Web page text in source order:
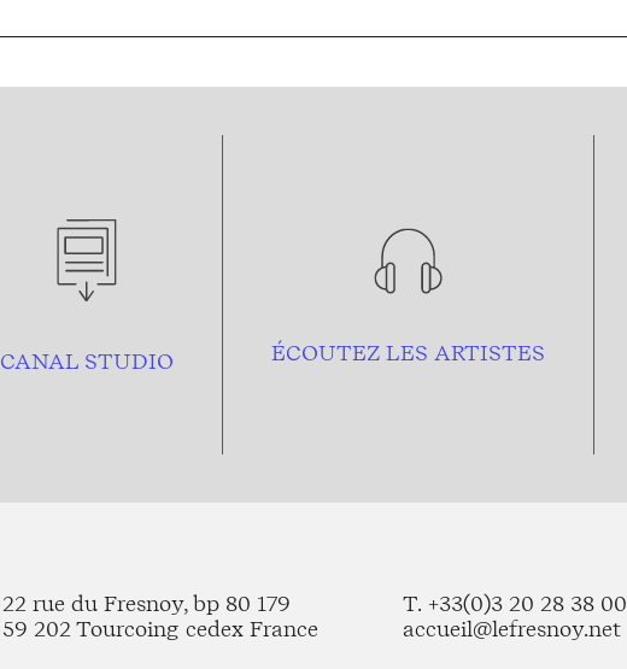
CANAL STUDIO ÉCOUTEZ LES ARTISTES
22 rue du Fresnoy, bp 80 179
59 202 Tourcoing cedex France
T. +33(0)3 20 28 38 00
accueil@lefresnoy.net